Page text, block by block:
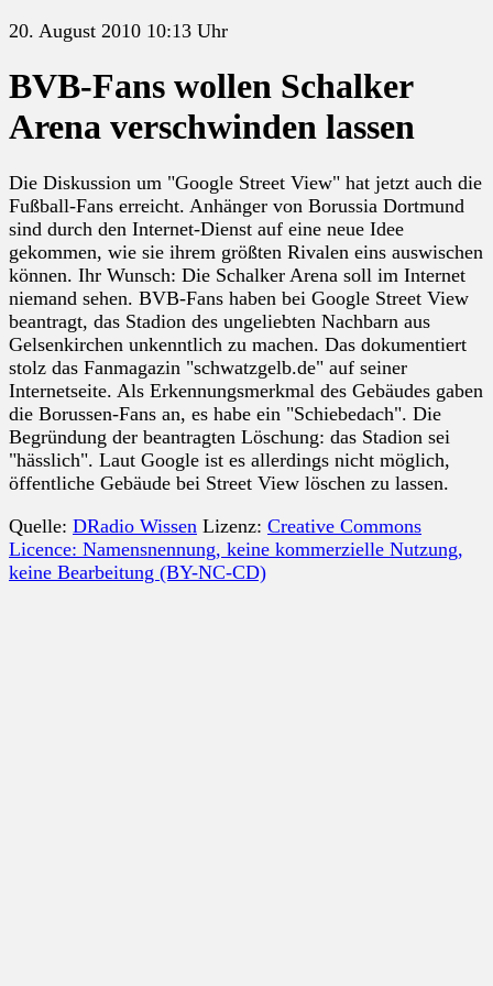
20. August 2010 10:13 Uhr
BVB-Fans wollen Schalker
Arena verschwinden lassen
Die Diskussion um "Google Street View" hat jetzt auch die
Fußball-Fans erreicht. Anhänger von Borussia Dortmund
sind durch den Internet-Dienst auf eine neue Idee
gekommen, wie sie ihrem größten Rivalen eins auswischen
können. Ihr Wunsch: Die Schalker Arena soll im Internet
niemand sehen. BVB-Fans haben bei Google Street View
beantragt, das Stadion des ungeliebten Nachbarn aus
Gelsenkirchen unkenntlich zu machen. Das dokumentiert
stolz das Fanmagazin "schwatzgelb.de" auf seiner
Internetseite. Als Erkennungsmerkmal des Gebäudes gaben
die Borussen-Fans an, es habe ein "Schiebedach". Die
Begründung der beantragten Löschung: das Stadion sei
"hässlich". Laut Google ist es allerdings nicht möglich,
öffentliche Gebäude bei Street View löschen zu lassen.
Quelle: DRadio Wissen Lizenz: Creative Commons
Licence: Namensnennung, keine kommerzielle Nutzung,
keine Bearbeitung (BY-NC-CD)